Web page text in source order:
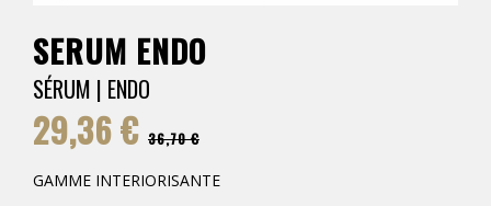
SERUM ENDO
SÉRUM | ENDO
29,36 € 36,70 €
GAMME INTERIORISANTE